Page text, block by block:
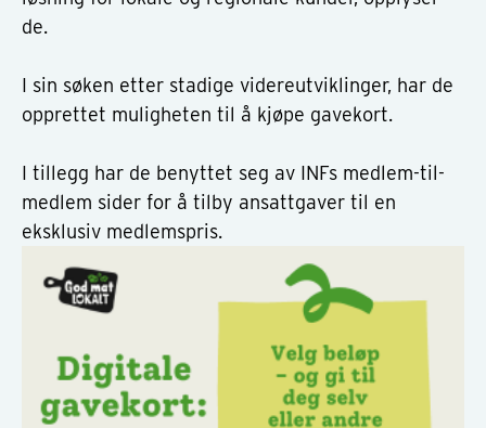
de.
I sin søken etter stadige videreutviklinger, har de
opprettet muligheten til å kjøpe gavekort.
I tillegg har de benyttet seg av INFs medlem-til-
medlem sider for å tilby ansattgaver til en
eksklusiv medlemspris.